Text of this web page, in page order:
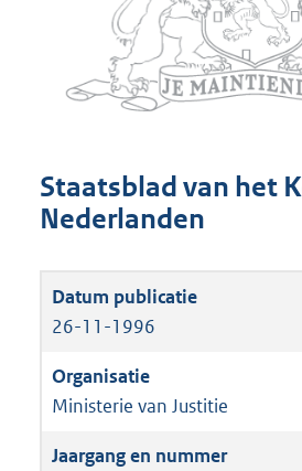
Staatsblad van het
Nederlanden
26-11-1996
Ministerie van Justitie